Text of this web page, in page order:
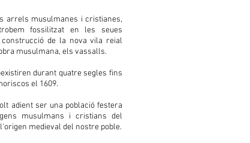
arrels musulmanes i cristianes,
fossilitzat en les seues
de la nova vila reial
musulmana, els vassalls.
durant quatre segles fins
el 1609.
adient ser una població festera
musulmans i cristians del
medieval del nostre poble.